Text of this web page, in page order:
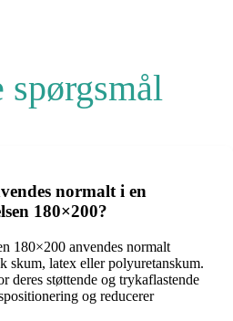
normalt i en
180×200?
180×200 anvendes normalt
skum, latex eller polyuretanskum.
deres støttende og trykaflastende
og reducerer